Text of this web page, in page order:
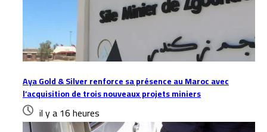
Aya Gold & Silver renforce sa présence au Maroc avec
l’acquisition de trois nouveaux projets miniers
il y a 16 heures